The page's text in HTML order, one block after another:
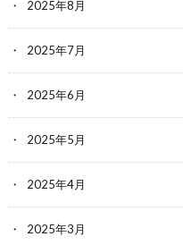
2025年8月
2025年7月
2025年6月
2025年5月
2025年4月
2025年3月